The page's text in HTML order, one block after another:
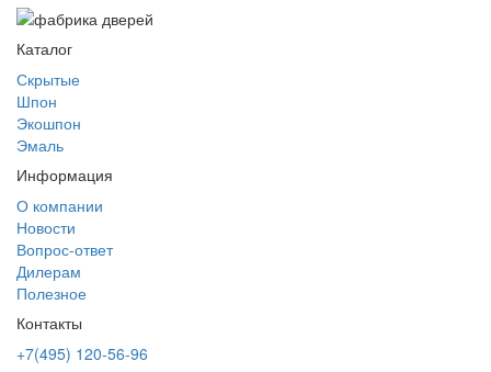
Каталог
Скрытые
Шпон
Экошпон
Эмаль
Информация
О компании
Новости
Вопрос-ответ
Дилерам
Полезное
Контакты
+7(495) 120-56-96